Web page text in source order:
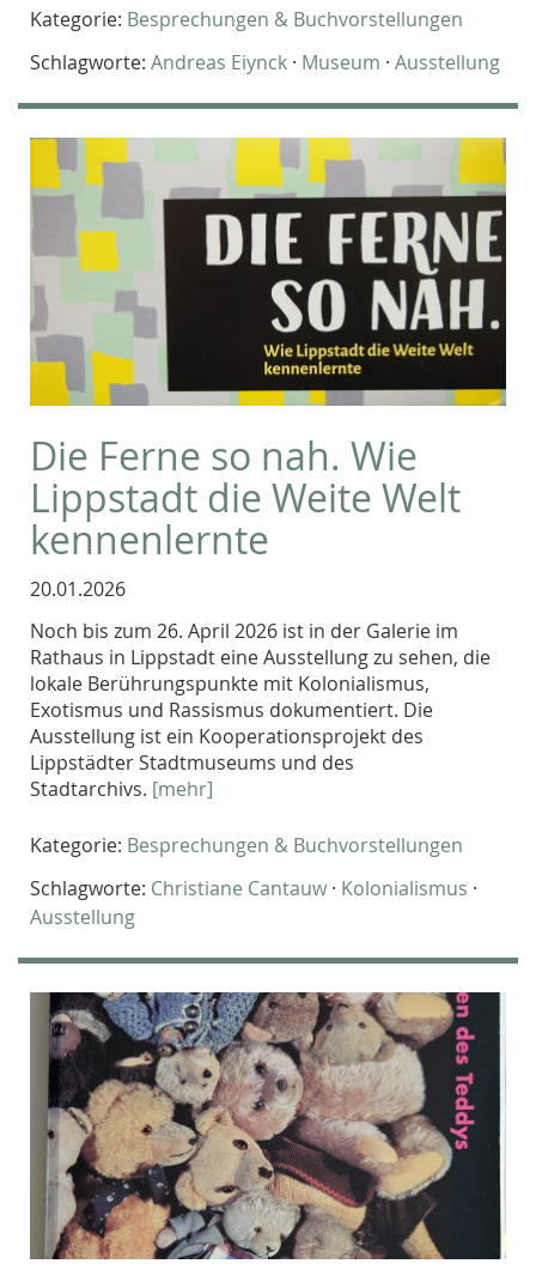
Kategorie: Besprechungen & Buchvorstellungen
Schlagworte: Andreas Eiynck · Museum · Ausstellung
Die Ferne so nah. Wie
Lippstadt die Weite Welt
kennenlernte
20.01.2026
Noch bis zum 26. April 2026 ist in der Galerie im
Rathaus in Lippstadt eine Ausstellung zu sehen, die
lokale Berührungspunkte mit Kolonialismus,
Exotismus und Rassismus dokumentiert. Die
Ausstellung ist ein Kooperationsprojekt des
Lippstädter Stadtmuseums und des
Stadtarchivs. [mehr]
Kategorie: Besprechungen & Buchvorstellungen
Schlagworte: Christiane Cantauw · Kolonialismus ·
Ausstellung